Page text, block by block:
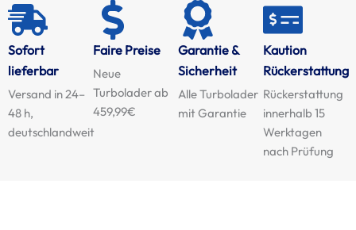
Sofort
lieferbar
Versand in 24–
48 h,
deutschlandweit
Faire Preise
Neue
Turbolader ab
459,99€
Garantie &
Sicherheit
Alle Turbolader
mit Garantie
Kaution
Rückerstattung
Rückerstattung
innerhalb 15
Werktagen
nach Prüfung